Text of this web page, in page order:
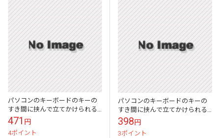
パソコンのキーボードのキーの
すき間に挟んで立てかけられる
かわいい伝言メモ ハイモジモ
ジ Deng On\"Pig\"
471 円
4ポイント
パソコンのキーボードのキーの
すき間に挟んで立てかけられる
かわいい伝言メモ ハイモジモ
ジ Deng On\"Dog\"
398円
3ポイント